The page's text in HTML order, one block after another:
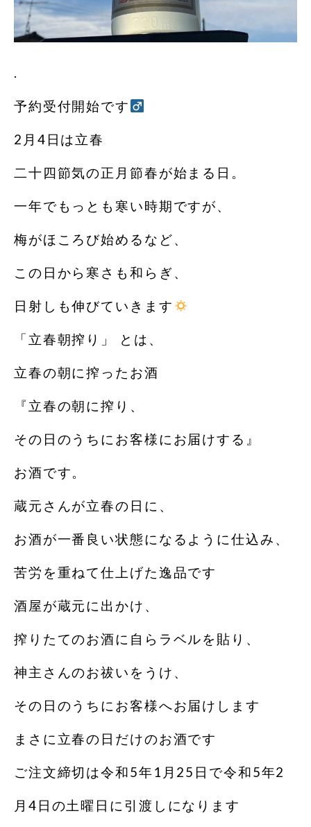
.
予約受付開始です‍
2月4日は立春
二十四節気の正月節春が始まる日。
一年でもっとも寒い時期ですが、
梅がほころび始めるなど、
この日から寒さも和らぎ、
日射しも伸びていきます
「立春朝搾り」 とは、
立春の朝に搾ったお酒
『立春の朝に搾り、
その日のうちにお客様にお届けする』
お酒です。
蔵元さんが立春の日に、
お酒が一番良い状態になるように仕込み、
苦労を重ねて仕上げた逸品です
酒屋が蔵元に出かけ、
搾りたてのお酒に自らラベルを貼り、
神主さんのお祓いをうけ、
その日のうちにお客様へお届けします
まさに立春の日だけのお酒です
ご注文締切は令和5年1月25日で令和5年2
月4日の土曜日に引渡しになります️